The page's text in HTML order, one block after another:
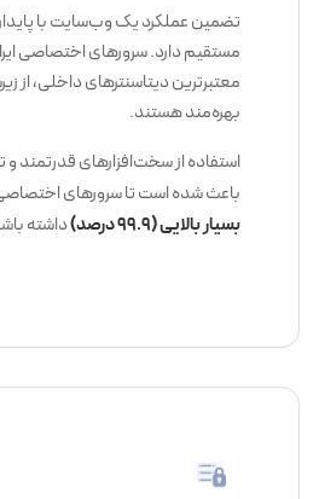
تضمین عملکرد یک وب‌سایت با
مستقیم دارد. سرورهای اختصاصی
معتبرترین دیتاسنترهای داخلی، از
بهره‌مند هستند.
استفاده از سخت‌افزارهای
باعث شده است تا سرورهای اختصاصی
بسیار بالایی (۹۹.۹ درصد)
داشته